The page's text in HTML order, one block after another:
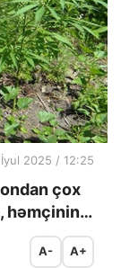
2025 / 12:25
çox
həmçinin…
A- A+